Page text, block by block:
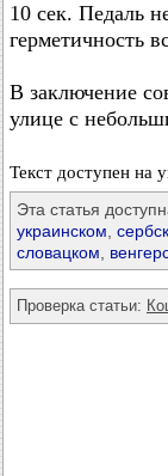
10 сек. Педаль
герметичность
В заключение
улице с
Текст доступен на
Эта статья
украинском
словацком
Проверка статьи: